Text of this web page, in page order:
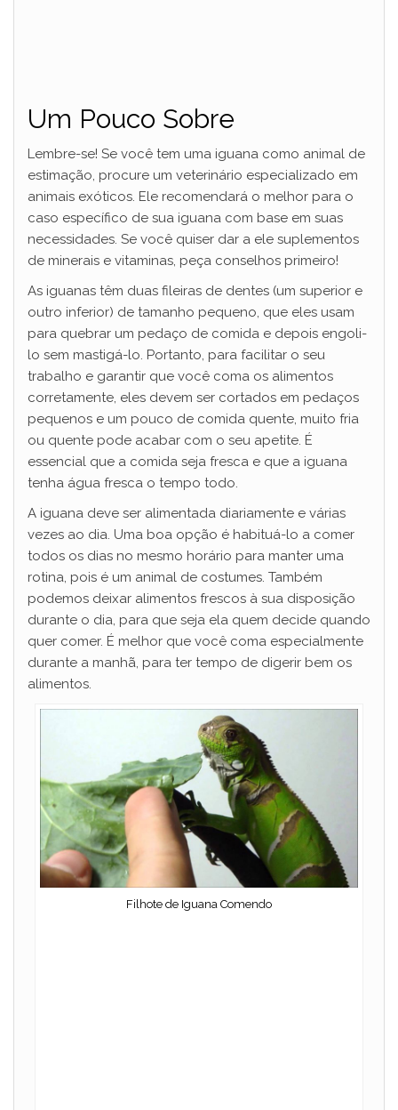
Um Pouco Sobre
Lembre-se! Se você tem uma iguana como animal de
estimação, procure um veterinário especializado em
animais exóticos. Ele recomendará o melhor para o
caso específico de sua iguana com base em suas
necessidades. Se você quiser dar a ele suplementos
de minerais e vitaminas, peça conselhos primeiro!
As iguanas têm duas fileiras de dentes (um superior e
outro inferior) de tamanho pequeno, que eles usam
para quebrar um pedaço de comida e depois engoli-
lo sem mastigá-lo. Portanto, para facilitar o seu
trabalho e garantir que você coma os alimentos
corretamente, eles devem ser cortados em pedaços
pequenos e um pouco de comida quente, muito fria
ou quente pode acabar com o seu apetite. É
essencial que a comida seja fresca e que a iguana
tenha água fresca o tempo todo.
A iguana deve ser alimentada diariamente e várias
vezes ao dia. Uma boa opção é habituá-lo a comer
todos os dias no mesmo horário para manter uma
rotina, pois é um animal de costumes. Também
podemos deixar alimentos frescos à sua disposição
durante o dia, para que seja ela quem decide quando
quer comer. É melhor que você coma especialmente
durante a manhã, para ter tempo de digerir bem os
alimentos.
Filhote de Iguana Comendo